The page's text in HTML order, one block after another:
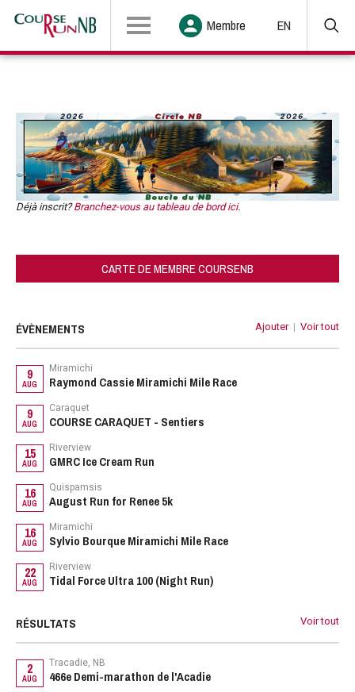
Membre EN
Déjà inscrit?Branchez-vous au tableau de bord ici.
CARTE DE MEMBRE COURSENB
ÉVÈNEMENTS Ajouter | Voir tout
9
AUG
Miramichi
Raymond Cassie Miramichi Mile Race
9
AUG
Caraquet
COURSE CARAQUET - Sentiers
15
AUG
Riverview
GMRC Ice Cream Run
16
AUG
Quispamsis
August Run for Renee 5k
16
AUG
Miramichi
Sylvio Bourque Miramichi Mile Race
22
AUG
Riverview
Tidal Force Ultra 100 (Night Run)
RÉSULTATS Voir tout
2
AUG
Tracadie, NB
466e Demi-marathon de l'Acadie